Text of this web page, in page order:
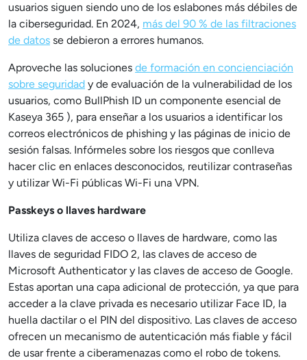
usuarios siguen siendo uno de los eslabones más débiles de
la ciberseguridad. En 2024, más del 90 % de las filtraciones
de datos se debieron a errores humanos.
Aproveche las soluciones de formación en concienciación
sobre seguridad y de evaluación de la vulnerabilidad de los
usuarios, como BullPhish ID un componente esencial de
Kaseya 365 ), para enseñar a los usuarios a identificar los
correos electrónicos de phishing y las páginas de inicio de
sesión falsas. Infórmeles sobre los riesgos que conlleva
hacer clic en enlaces desconocidos, reutilizar contraseñas
y utilizar Wi-Fi públicas Wi-Fi una VPN.
Passkeys o llaves hardware
Utiliza claves de acceso o llaves de hardware, como las
llaves de seguridad FIDO 2, las claves de acceso de
Microsoft Authenticator y las claves de acceso de Google.
Estas aportan una capa adicional de protección, ya que para
acceder a la clave privada es necesario utilizar Face ID, la
huella dactilar o el PIN del dispositivo. Las claves de acceso
ofrecen un mecanismo de autenticación más fiable y fácil
de usar frente a ciberamenazas como el robo de tokens.